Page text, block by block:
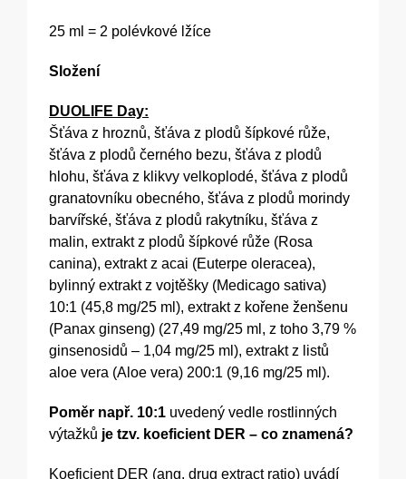
25 ml = 2 polévkové lžíce
Složení
DUOLIFE Day:
Šťáva z hroznů, šťáva z plodů šípkové růže,
šťáva z plodů černého bezu, šťáva z plodů
hlohu, šťáva z klikvy velkoplodé, šťáva z plodů
granatovníku obecného, šťáva z plodů morindy
barvířské, šťáva z plodů rakytníku, šťáva z
malin, extrakt z plodů šípkové růže (Rosa
canina), extrakt z acai (Euterpe oleracea),
bylinný extrakt z vojtěšky (Medicago sativa)
10:1 (45,8 mg/25 ml), extrakt z kořene ženšenu
(Panax ginseng) (27,49 mg/25 ml, z toho 3,79 %
ginsenosidů – 1,04 mg/25 ml), extrakt z listů
aloe vera (Aloe vera) 200:1 (9,16 mg/25 ml).
Poměr např. 10:1 uvedený vedle rostlinných
výtažků je tzv. koeficient DER – co znamená?
Koeficient DER (ang. drug extract ratio) uvádí